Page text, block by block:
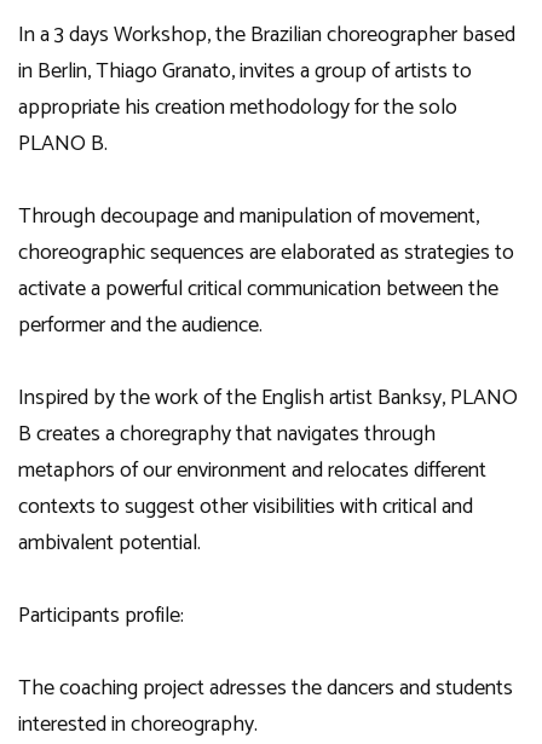
In a 3 days Workshop, the Brazilian choreographer based
in Berlin, Thiago Granato, invites a group of artists to
appropriate his creation methodology for the solo
PLANO B.
Through decoupage and manipulation of movement,
choreographic sequences are elaborated as strategies to
activate a powerful critical communication between the
performer and the audience.
Inspired by the work of the English artist Banksy, PLANO
B creates a choregraphy that navigates through
metaphors of our environment and relocates different
contexts to suggest other visibilities with critical and
ambivalent potential.
Participants profile:
The coaching project adresses the dancers and students
interested in choreography.